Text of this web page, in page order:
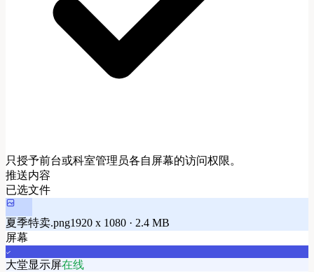
只授予前台或科室管理员各自屏幕的访问权限。
推送内容
已选文件
夏季特卖.png1920 x 1080 · 2.4 MB
屏幕
大堂显示屏在线